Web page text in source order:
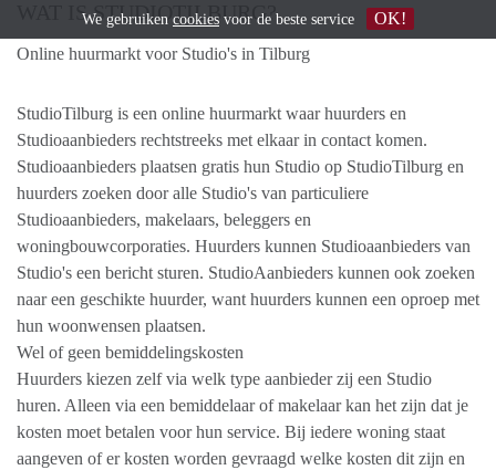
WAT IS STUDIOTILBURG?
Online huurmarkt voor Studio's in Tilburg
​StudioTilburg is een online huurmarkt waar huurders en
Studioaanbieders rechtstreeks met elkaar in contact komen. ​
Studioaanbieders plaatsen gratis hun ​Studio op StudioTilburg en
huurders zoeken door alle Studio's van particuliere ​
Studioaanbieders, makelaars, beleggers en
woningbouwcorporaties. Huurders kunnen Studioaanbieders van
Studio's een bericht sturen. StudioAanbieders kunnen ook zoeken
naar een geschikte huurder, want huurders kunnen een oproep met
hun woonwensen plaatsen.
Wel of geen bemiddelingskosten
Huurders kiezen zelf via welk type aanbieder zij een Studio
huren. Alleen via een bemiddelaar of makelaar kan het zijn dat je
kosten moet betalen voor hun service. Bij iedere woning staat
aangeven of er kosten worden gevraagd welke kosten dit zijn en
We gebruiken cookies voor de beste service OK!